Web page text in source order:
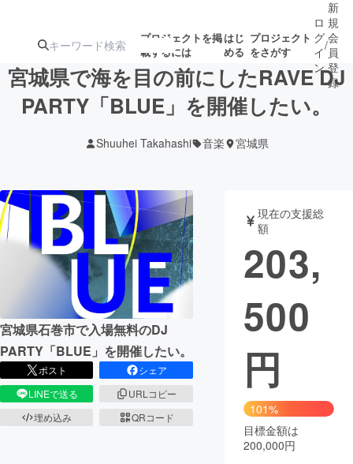
プロジェクトを掲
載するには
はじ
める
プロジェクト
をさがす
ターン
ジェクト
募集終了が近いプ
ロジェクト
アート・写真 音楽
テクノロジー・ガジェット ゲーム・サ
映像・映画
ビジネス・起業
まちづくり・地域活性化
CAMPFIRE Creation
コミュニティ
ロ
グ
イ
ン
/
新
規
会
員
登
録
宮城県で海を目の前にしたRAVE DJ
PARTY「BLUE」を開催したい。
Shuuhei Takahashi 音楽 宮城県
宮城県石巻市で入場無料のDJ
PARTY「BLUE」を開催したい。
ポスト
シェア
LINEで送る
URLコピー
埋め込み
QRコード
現在の支援総
額
203,
500
円
101%
目標金額は
200,000円